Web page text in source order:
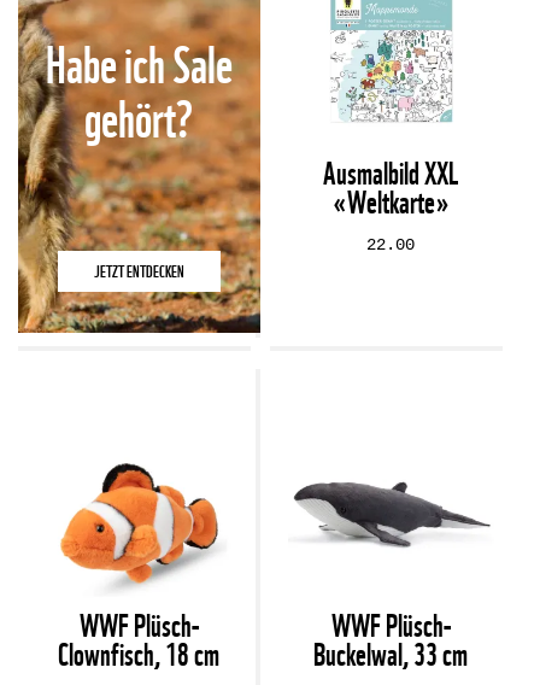
Habe ich Sale
gehört?
JETZT ENTDECKEN
Ausmalbild XXL
«Weltkarte»
22.00
WWF Plüsch-
Clownfisch, 18 cm
WWF Plüsch-
Buckelwal, 33 cm